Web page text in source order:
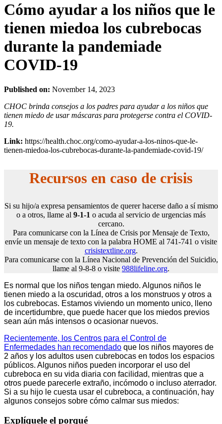
Cómo ayudar a los niños que le
tienen miedoa los cubrebocas
durante la pandemiade
COVID-19
Published on: November 14, 2023
CHOC brinda consejos a los padres para ayudar a los niños que
tienen miedo de usar máscaras para protegerse contra el COVID-
19.
Link: https://health.choc.org/como-ayudar-a-los-ninos-que-le-
tienen-miedoa-los-cubrebocas-durante-la-pandemiade-covid-19/
Recursos en caso de crisis
Si su hijo/a expresa pensamientos de querer hacerse daño a sí mismo
o a otros, llame al 9-1-1 o acuda al servicio de urgencias más
cercano.
Para comunicarse con la Línea de Crisis por Mensaje de Texto,
envíe un mensaje de texto con la palabra HOME al 741-741 o visite
crisistextline.org.
Para comunicarse con la Línea Nacional de Prevención del Suicidio,
llame al 9-8-8 o visite 988lifeline.org.
Es normal que los niños tengan miedo. Algunos niños le
tienen miedo a la oscuridad, otros a los monstruos y otros a
los cubrebocas. Estamos viviendo un momento unico, lleno
de incertidumbre, que puede hacer que los miedos previos
sean aún más intensos o ocasionar nuevos.
Recientemente, los Centros para el Control de
Enfermedades han recomendado que los niños mayores de
2 años y los adultos usen cubrebocas en todos los espacios
públicos. Algunos niños pueden incorporar el uso del
cubreboca en su vida diaria con facilidad, mientras que a
otros puede parecerle extraño, incómodo o incluso aterrador.
Si a su hijo le cuesta usar el cubreboca, a continuación, hay
algunos consejos sobre cómo calmar sus miedos:
Explíquele el porqué